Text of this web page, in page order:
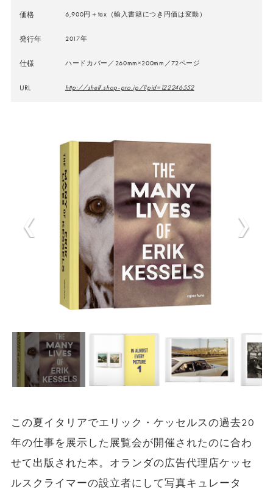
価格 6,900円＋tax（輸入書籍につき円価は変動）
発行年 2017年
仕様 ハードカバー／260mm×200mm／72ページ
URL http://shelf.shop-pro.jp/?pid=122246552
この夏イタリアでエリック・ケッセルスの過去20
年の仕事を展示した展覧会が開催されたのに合わ
せて出版された本。オランダの広告代理店ケッセ
ルスクライマーの設立者にして写真キュレータ